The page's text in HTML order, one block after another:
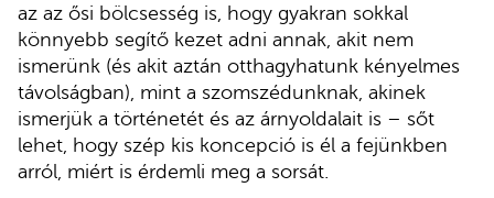
az az ősi bölcsesség is, hogy gyakran sokkal
könnyebb segítő kezet adni annak, akit nem
ismerünk (és akit aztán otthagyhatunk kényelmes
távolságban), mint a szomszédunknak, akinek
ismerjük a történetét és az árnyoldalait is – sőt
lehet, hogy szép kis koncepció is él a fejünkben
arról, miért is érdemli meg a sorsát.